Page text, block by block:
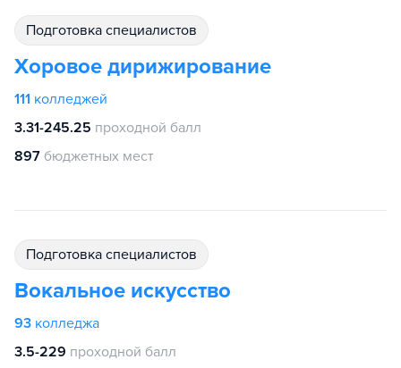
подготовка специалистов
Хоровое дирижирование
111 колледжей
3.31-245.25 проходной балл
897 бюджетных мест
подготовка специалистов
Вокальное искусство
93 колледжа
3.5-229 проходной балл